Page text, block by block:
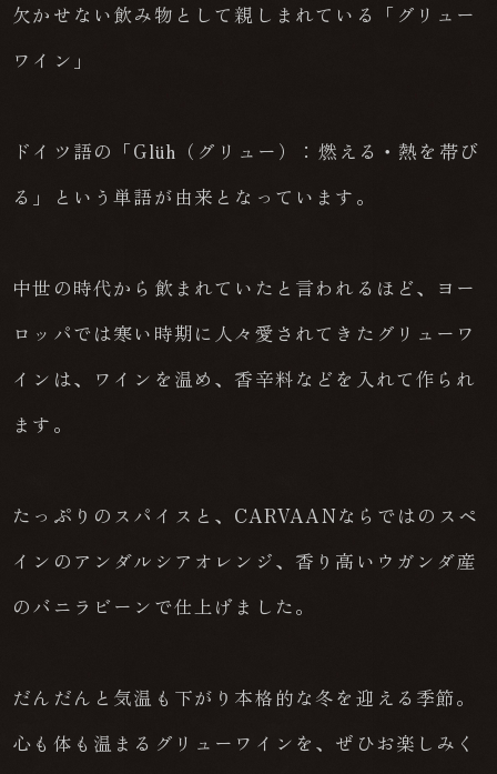
欠かせない飲み物として親しまれている「グリュー
ワイン」
ドイツ語の「Glüh（グリュー）：燃える・熱を帯び
る」という単語が由来となっています。
中世の時代から飲まれていたと言われるほど、ヨー
ロッパでは寒い時期に人々愛されてきたグリューワ
インは、ワインを温め、香辛料などを入れて作られ
ます。
たっぷりのスパイスと、CARVAANならではのスペ
インのアンダルシアオレンジ、香り高いウガンダ産
のバニラビーンで仕上げました。
だんだんと気温も下がり本格的な冬を迎える季節。
心も体も温まるグリューワインを、ぜひお楽しみく